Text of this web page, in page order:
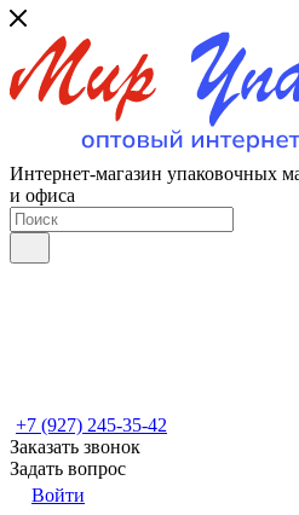
Интернет-магазин упаковочных
и офиса
+7 (927) 245-35-42
Заказать звонок
Задать вопрос
Войти